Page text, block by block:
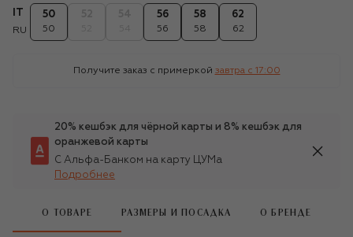
RU
50
50
56
56
58
58
62
62
Получите заказ с примеркой завтра c 17:00
20% кешбэк для чёрной карты и 8% кешбэк для
оранжевой карты
С Альфа-Банком на карту ЦУМа
Подробнее
О ТОВАРЕ РАЗМЕРЫ И ПОСАДКА О БРЕНДЕ